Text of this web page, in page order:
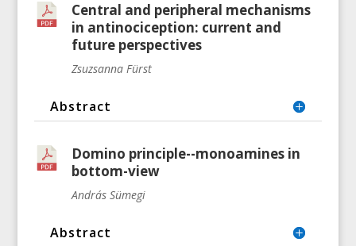
Central and peripheral mechanisms
in antinociception: current and
future perspectives
Zsuzsanna Fürst
Abstract
Domino principle--monoamines in
bottom-view
András Sümegi
Abstract